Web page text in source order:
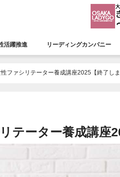
活躍推進 リーディングカンパニー
ファシリテーター養成講座2025【終了しま
テーター養成講座